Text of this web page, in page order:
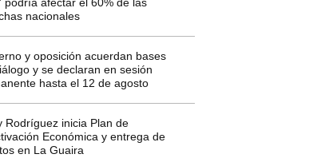
nacionales
y oposición acuerdan bases
y se declaran en sesión
hasta el 12 de agosto
Rodríguez inicia Plan de
Económica y entrega de
en La Guaira